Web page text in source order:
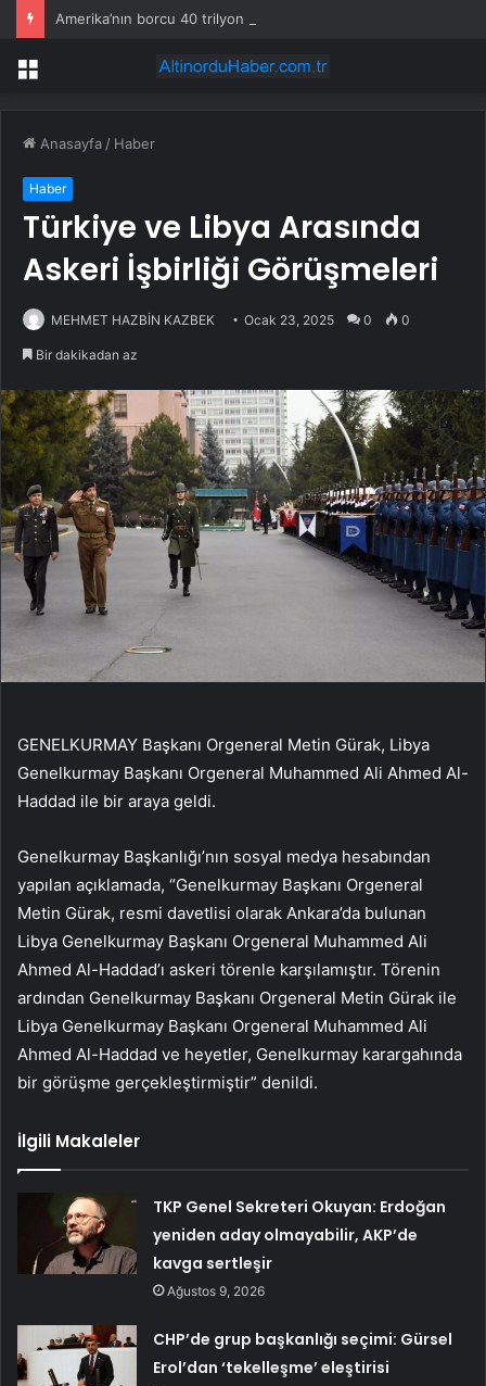
Amerika’nın borcu 40 trilyon dolara gelecek çok yakında
Menü
Anasayfa / Haber
Haber
Türkiye ve Libya Arasında
Askeri İşbirliği Görüşmeleri
MEHMET HAZBİN KAZBEK Ocak 23, 2025 0 0
Bir dakikadan az
GENELKURMAY Başkanı Orgeneral Metin Gürak, Libya
Genelkurmay Başkanı Orgeneral Muhammed Ali Ahmed Al-
Haddad ile bir araya geldi.
Genelkurmay Başkanlığı’nın sosyal medya hesabından
yapılan açıklamada, “Genelkurmay Başkanı Orgeneral
Metin Gürak, resmi davetlisi olarak Ankara’da bulunan
Libya Genelkurmay Başkanı Orgeneral Muhammed Ali
Ahmed Al-Haddad’ı askeri törenle karşılamıştır. Törenin
ardından Genelkurmay Başkanı Orgeneral Metin Gürak ile
Libya Genelkurmay Başkanı Orgeneral Muhammed Ali
Ahmed Al-Haddad ve heyetler, Genelkurmay karargahında
bir görüşme gerçekleştirmiştir” denildi.
İlgili Makaleler
TKP Genel Sekreteri Okuyan: Erdoğan
yeniden aday olmayabilir, AKP’de
kavga sertleşir
Ağustos 9, 2026
CHP’de grup başkanlığı seçimi: Gürsel
Erol’dan ‘tekelleşme’ eleştirisi